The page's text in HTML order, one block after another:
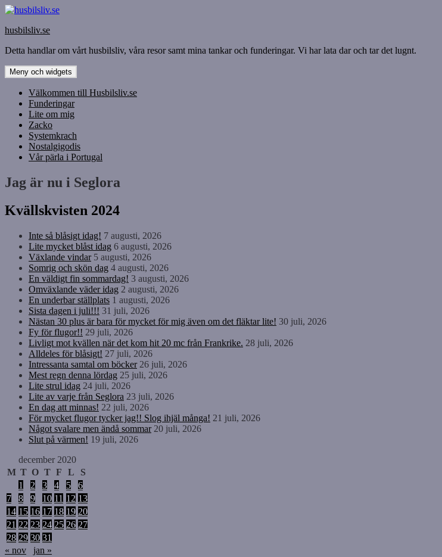
Hoppa
innehåll
husbilsliv.se
Detta handlar om vårt husbilsliv, våra resor samt mina tankar och funderingar. Vi har lata dar och tar det lugnt.
Meny och widgets
Välkommen till Husbilsliv.se
Funderingar
Lite om mig
Zacko
Systemkrach
Nostalgigodis
Vår pärla i Portugal
Jag är nu i Seglora
Kvällskvisten 2024
Inte så blåsigt idag! 7 augusti, 2026
Lite mycket blåst idag 6 augusti, 2026
Växlande vindar 5 augusti, 2026
Somrig och skön dag 4 augusti, 2026
En väldigt fin sommardag! 3 augusti, 2026
Omväxlande väder idag 2 augusti, 2026
En underbar ställplats 1 augusti, 2026
Sista dagen i juli!!! 31 juli, 2026
Nästan 30 plus är bara för mycket för mig även om det fläktar lite! 30 juli, 2026
Fy för flugor!! 29 juli, 2026
Livligt mot kvällen när det kom hit 20 mc från Frankrike. 28 juli, 2026
Alldeles för blåsigt! 27 juli, 2026
Intressanta samtal om böcker 26 juli, 2026
Mest regn denna lördag 25 juli, 2026
Lite strul idag 24 juli, 2026
Lite av varje från Seglora 23 juli, 2026
En dag att minnas! 22 juli, 2026
För mycket flugor tycker jag!! Slog ihjäl många! 21 juli, 2026
Något svalare men ändå sommar 20 juli, 2026
Slut på värmen! 19 juli, 2026
december 2020
M T O T F L
S
1
2 3 4 5
6
7
8 9 10 11 12 13
14 15 16 17 18 19 20
21 22 23 24 25 26 27
28 29 30 31
« nov
jan »